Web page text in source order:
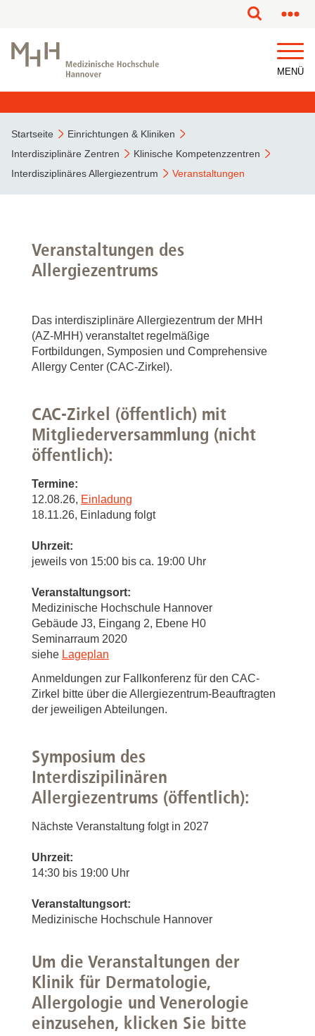
MENÜ
Startseite
Einrichtungen & Kliniken
Interdisziplinäre Zentren
Klinische Kompetenzzentren
Interdisziplinäres Allergiezentrum
Veranstaltungen
Veranstaltungen des
Allergiezentrums
Das interdisziplinäre Allergiezentrum der MHH
(AZ-MHH) veranstaltet regelmäßige
Fortbildungen, Symposien und Comprehensive
Allergy Center (CAC-Zirkel).
CAC-Zirkel (öffentlich) mit
Mitgliederversammlung (nicht
öffentlich):
Termine:
12.08.26, Einladung
18.11.26, Einladung folgt
Uhrzeit:
jeweils von 15:00 bis ca. 19:00 Uhr
Veranstaltungsort:
Medizinische Hochschule Hannover
Gebäude J3, Eingang 2, Ebene H0
Seminarraum 2020
siehe Lageplan
Anmeldungen zur Fallkonferenz für den CAC-
Zirkel bitte über die Allergiezentrum-Beauftragten
der jeweiligen Abteilungen.
Symposium des
Interdiszipilinären
Allergiezentrums (öffentlich):
Nächste Veranstaltung folgt in 2027
Uhrzeit:
14:30 bis 19:00 Uhr
Veranstaltungsort:
Medizinische Hochschule Hannover
Um die Veranstaltungen der
Klinik für Dermatologie,
Allergologie und Venerologie
einzusehen, klicken Sie bitte